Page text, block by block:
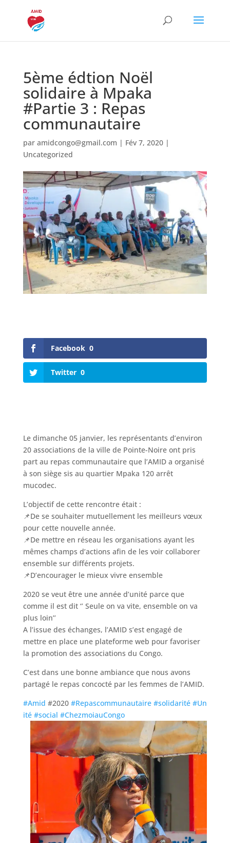
5ème édtion Noël
solidaire à Mpaka
#Partie 3 : Repas
communautaire
par amidcongo@gmail.com | Fév 7, 2020|
Uncategorized
Facebook 0
Twitter 0
Le dimanche 05 janvier, les représentants d’environ
20 associations de la ville de Pointe-Noire ont pris
part au repas communautaire que l’AMID a organisé
à son siège sis au quartier Mpaka 120 arrêt
mucodec.
L’objectif de cette rencontre était :
📌De se souhaiter mutuellement les meilleurs vœux
pour cette nouvelle année.
📌De mettre en réseau les organisations ayant les
mêmes champs d’actions afin de les voir collaborer
ensemble sur différents projets.
📌D’encourager le mieux vivre ensemble
2020 se veut être une année d’unité parce que
comme il est dit ‘’ Seule on va vite, ensemble on va
plus loin’’
A l’issue des échanges, l’AMID s’est engagé de
mettre en place une plateforme web pour favoriser
la promotion des associations du Congo.
C’est dans une bonne ambiance que nous avons
partagé le repas concocté par les femmes de l’AMID.
#Amid #2020 #Repascommunautaire #solidarité #Un
ité #social #ChezmoiauCongo